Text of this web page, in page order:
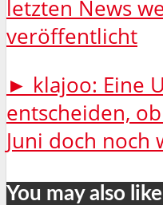
letzten News
veröffentlicht
► klajoo: Eine
entscheiden,
Juni doch noch
You may also like